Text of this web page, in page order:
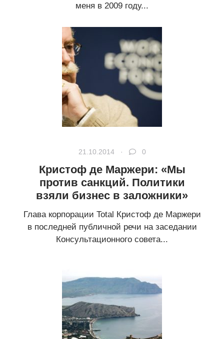
меня в 2009 году...
21.10.2014 · 0
Кристоф де Маржери: «Мы
против санкций. Политики
взяли бизнес в заложники»
Глава корпорации Total Кристоф де Маржери
в последней публичной речи на заседании
Консультационного совета...